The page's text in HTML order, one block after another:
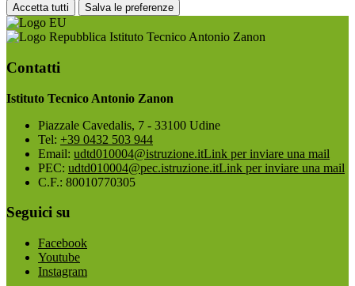
Accetta tutti Salva le preferenze
Istituto Tecnico Antonio Zanon
Contatti
Istituto Tecnico Antonio Zanon
Piazzale Cavedalis, 7 - 33100 Udine
Tel: +39 0432 503 944
Email: udtd010004@istruzione.itLink per inviare una mail
PEC: udtd010004@pec.istruzione.itLink per inviare una mail
C.F.: 80010770305
Seguici su
Facebook
Youtube
Instagram